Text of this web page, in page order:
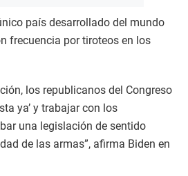
país desarrollado del mundo
frecuencia por tiroteos en los
los republicanos del Congreso
ya’ y trabajar con los
una legislación de sentido
de las armas”, afirma Biden en